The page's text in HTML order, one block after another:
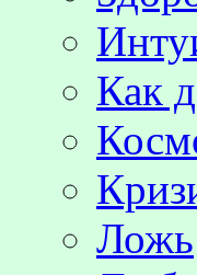
Как
Ложь